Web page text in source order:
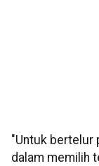
"Untuk bertelur
dalam memilih